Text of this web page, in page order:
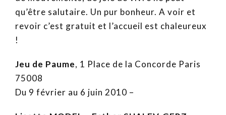
qu’être salutaire. Un pur bonheur. A voir et
revoir c’est gratuit et l’accueil est chaleureux
!
Jeu de Paume, 1 Place de la Concorde Paris
75008
Du 9 février au 6 juin 2010 –